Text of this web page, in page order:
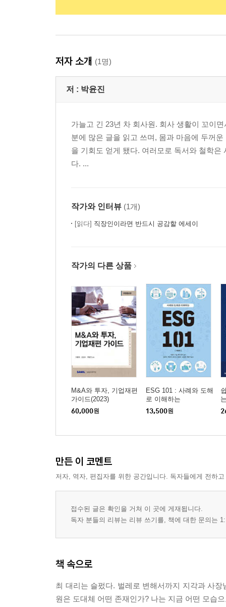
저자 소개 (1명)
저 : 박윤진
가늘고 긴 23년 차 회사원. 회사 생활이 꼬이
분에 많은 글을 읽고 쓰며, 몸과 마음에 두꺼
을 기회도 얻게 됐다. 여러모로 독서와 철학
다. ...
작가와 인터뷰 (1개)
[읽다] 직장인이라면 반드시 공감할 에세이
작가의 다른 상품
M&A와 투자, 기업재편
가이드(2023)
60,000원
ESG 101 : 사례와 도해
로 이해하는
13,500원
만든 이 코멘트
저자, 역자, 편집자를 위한 공간입니다. 독자들에게 전하
접수된 글은 확인을 거쳐 이 곳에 게재됩니다.
독자 분들의 리뷰는 리뷰 쓰기를, 책에 대한 문의는
책 속으로
최 대리는 슬펐다. 벌레로 변해서까지 지각과 사
원은 도대체 어떤 존재인가? 나는 지금 어떤 모습